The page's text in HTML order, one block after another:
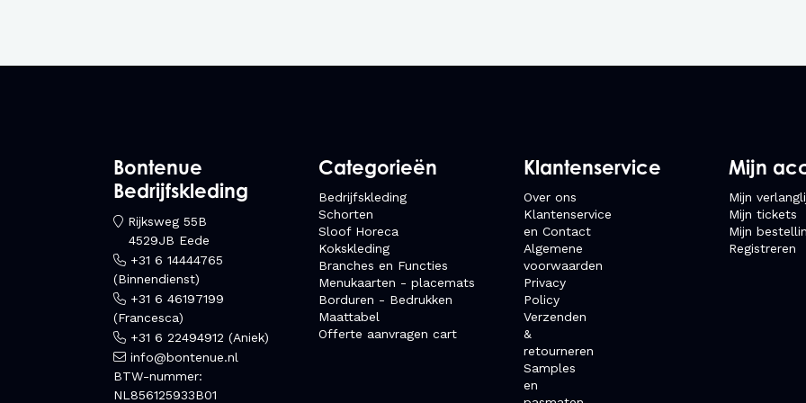
en langdurig gebruik.
Geschikt
Horeca & bediening
Keuken en bar
Bontenue
Bedrijfskleding
Rijksweg 55B
4529JB Eede
+31 6 14444765
(Binnendienst)
+31 6 46197199
(Francesca)
+31 6 22494912 (Aniek)
info@bontenue.nl
BTW-nummer:
NL856125933B01
Categorieën
Bedrijfskleding
Schorten
Sloof Horeca
Kokskleding
Branches en Functies
Menukaarten - placemats
Borduren - Bedrukken
Maattabel
Offerte aanvragen cart
Klantenservice
Over ons
Klantenservice
en Contact
Algemene
voorwaarden
Privacy
Policy
Verzenden
&
retourneren
Samples
en
Mijn
Mijn
Mijn tickets
Mijn
Registreren